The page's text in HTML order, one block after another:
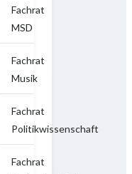
Fachrat
MSD
Fachrat
Musik
Fachrat
Politikwissenschaft
Fachrat